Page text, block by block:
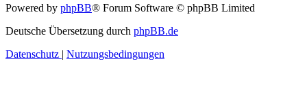
Powered by phpBB® Forum Software © phpBB Limited
Deutsche Übersetzung durch phpBB.de
Datenschutz | Nutzungsbedingungen